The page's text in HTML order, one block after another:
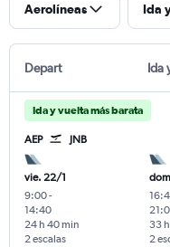
Aerolíneas Ida
Depart Ida
Ida y vuelta más barata
AEP JNB
vie. 22/1
9:00-
14:40
2 escalas
24 h 40 min
2
33